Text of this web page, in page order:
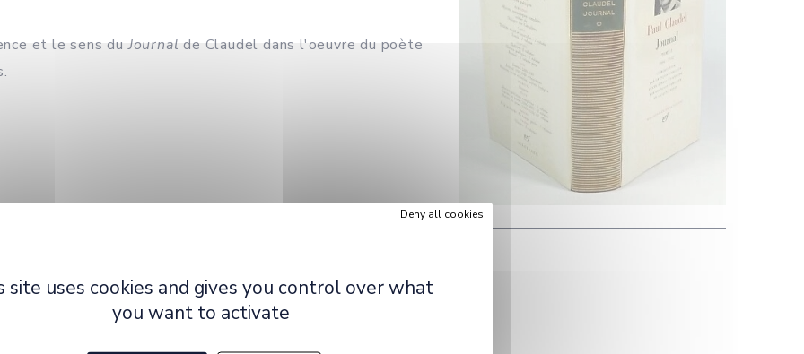
et le sens duJournal de Claudel dans l'oeuvre du poète
journal-de-paul-claudel-dans-la-galaxie-des-journaux.html
site uses cookies and gives you control over what
you want to activate
Deny all cookies